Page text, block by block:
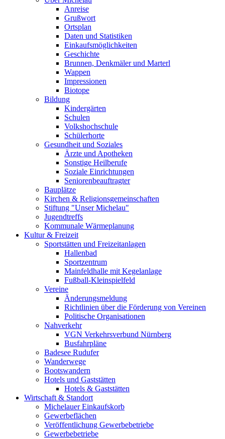
Anreise
Grußwort
Ortsplan
Daten und Statistiken
Einkaufsmöglichkeiten
Geschichte
Brunnen, Denkmäler und Marterl
Wappen
Impressionen
Biotope
Bildung
Kindergärten
Schulen
Volkshochschule
Schülerhorte
Gesundheit und Soziales
Ärzte und Apotheken
Sonstige Heilberufe
Soziale Einrichtungen
Seniorenbeauftragter
Bauplätze
Kirchen & Religionsgemeinschaften
Stiftung "Unser Michelau"
Jugendtreffs
Kommunale Wärmeplanung
Kultur & Freizeit
Sportstätten und Freizeitanlagen
Hallenbad
Sportzentrum
Mainfeldhalle mit Kegelanlage
Fußball-Kleinspielfeld
Vereine
Änderungsmeldung
Richtlinien über die Förderung von Vereinen
Politische Organisationen
Nahverkehr
VGN Verkehrsverbund Nürnberg
Busfahrpläne
Badesee Rudufer
Wanderwege
Bootswandern
Hotels und Gaststätten
Hotels & Gaststätten
Wirtschaft & Standort
Michelauer Einkaufskorb
Gewerbeflächen
Veröffentlichung Gewerbebetriebe
Gewerbebetriebe